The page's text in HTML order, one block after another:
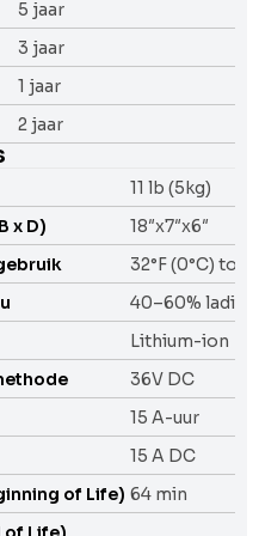
5 jaar
3 jaar
1 jaar
2 jaar
11 lb (5kg)
x D)
18″x7″x6″
32°F (0°C) to
40–60%
Lithium-ion
36V DC
15 A-uur
15 A DC
of Life) 64 min